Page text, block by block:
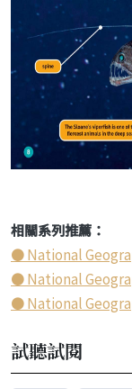
相關系列推薦：
● National
● National
● National
試聽試閱